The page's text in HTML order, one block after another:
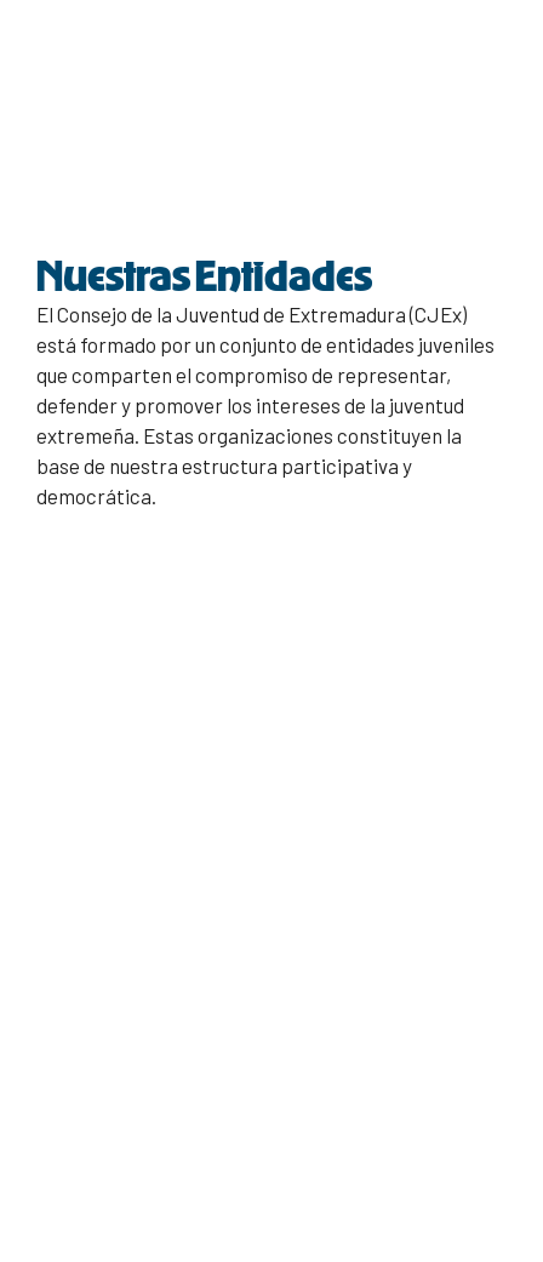
Nuestras Entidades
El Consejo de la Juventud de Extremadura (CJEx)
está formado por un conjunto de entidades juveniles
que comparten el compromiso de representar,
defender y promover los intereses de la juventud
extremeña. Estas organizaciones constituyen la
base de nuestra estructura participativa y
democrática.